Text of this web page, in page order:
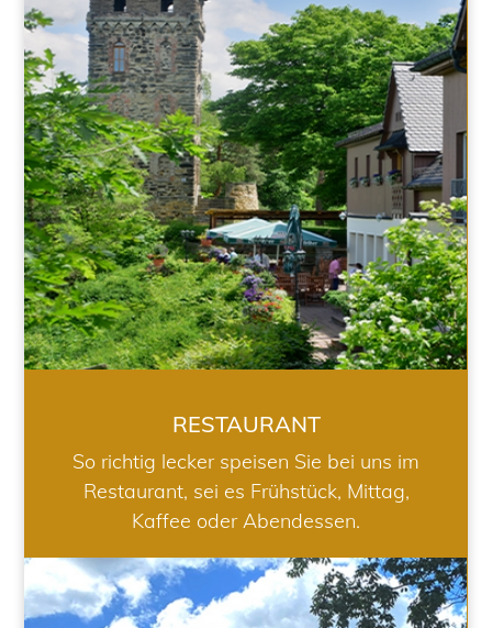
RESTAURANT
RESTAURANT
So richtig lecker speisen Sie bei uns im
Restaurant, sei es Frühstück, Mittag,
Kaffee oder Abendessen.